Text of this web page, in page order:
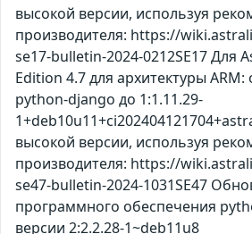
высокой версии, используя
производителя: https://
se17-bulletin-2024-0212SE17 Для
Edition 4.7 для архитектуры
python-django до 1:1.11.29-
высокой версии, используя
производителя: https://
se47-bulletin-2024-1031SE47
программного обеспечения
версии 2:2.2.28-1~deb11u8